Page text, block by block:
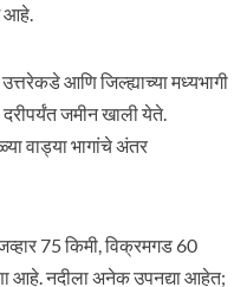
आहे.
आणि जिल्ह्याच्या मध्यभागी
जमीन खाली येते.
वाड्या भागांचे अंतर
75 किमी, विक्रमगड 60
आहे. नदीला अनेक उपनद्या आहेत;